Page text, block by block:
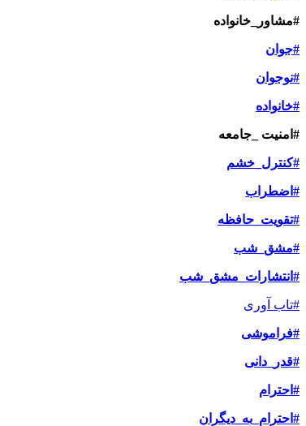
#مشاور_خانواده
#جوان
#نوجوان
#خانواده
#امنیت _جامعه
#کنترل_خشم
#اضطراب
#تقویت_حافظه
#مشق_شب
#انتشارات_مشق_شب
#تاب آوری
#فراموشی
#قدر_دانی
#احترام
#احترام_به_دیگران